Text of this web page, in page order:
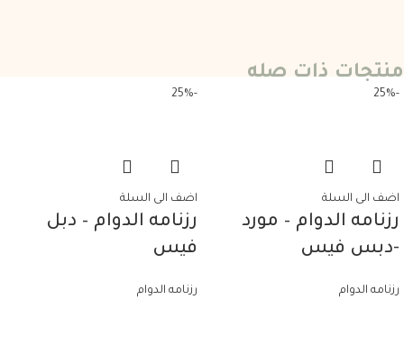
منتجات ذات صله
-25%
اضف الى السلة
رزنامه الدوام – مورد
-دبس فيس
رزنامه الدوام
-25%
اضف الى السلة
رزنامه الدوام – دبل
فيس
رزنامه الدوام